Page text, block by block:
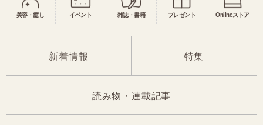
美容・癒し イベント 雑誌・書籍 プレゼント Onlineストア
新着情報 特集
読み物・連載記事